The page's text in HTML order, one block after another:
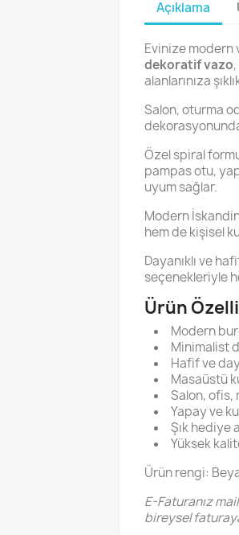
Açıklama
Evinize
dekoratif vazo
alanlarınıza
Salon, oturma
Özel spiral
pampas otu,
uyum sağlar.
Modern
hem de kişisel
Dayanıklı ve
seçenekleriyle
Ürün
Modern
Minimalist
Hafif ve
Masaüstü
Salon, ofis,
Yapay ve
Şık hediye
Yüksek
Ürün rengi:
E-Faturanız
bireysel